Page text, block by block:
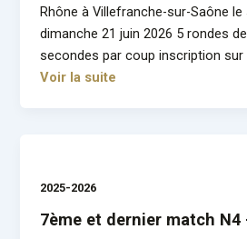
Rhône à Villefranche-sur-Saône
dimanche 21 juin 2026 5 rondes
secondes par coup inscription
Voir la suite
2025-2026
7ème et dernier match N4